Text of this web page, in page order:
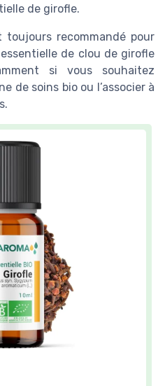
de girofle.
toujours recommandé pour
de clou de girofle
si vous souhaitez
de soins bio ou l’associer à